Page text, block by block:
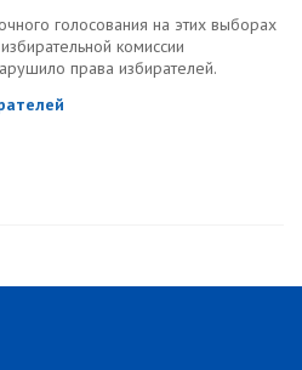
голосования на этих выборах
комиссии
права избирателей.